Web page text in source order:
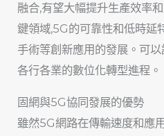
融合,有望大幅提升生產效率
鍵領域,5G的可靠性和低時延
手術等創新應用的發展。可
各行各業的數位化轉型進程。
固網與5G協同發展的優勢
雖然5G網路在傳輸速度和應